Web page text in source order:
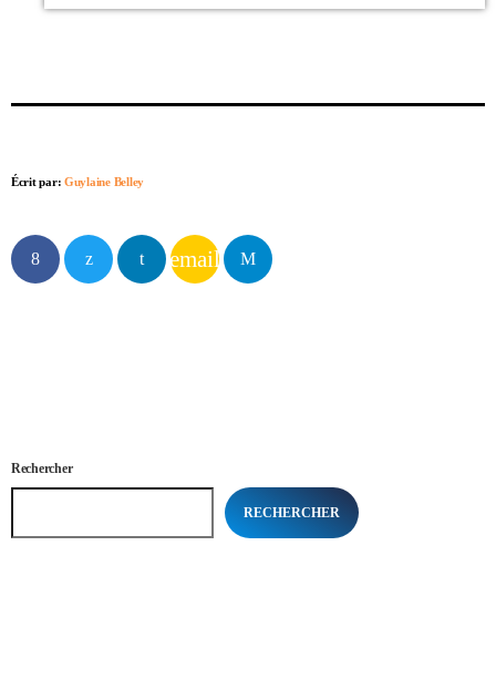
Écrit par:Guylaine Belley
email
Rechercher
RECHERCHER